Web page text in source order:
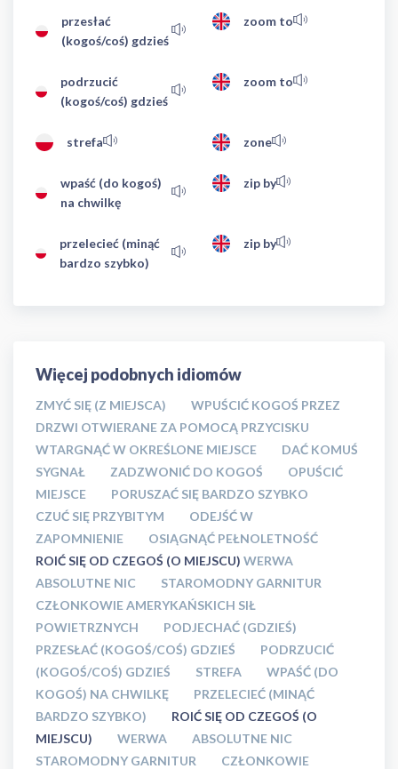
przesłać
(kogoś/coś) gdzieś
zoom to
podrzucić
(kogoś/coś) gdzieś
zoom to
strefa zone
wpaść (do kogoś)
na chwilkę
zip by
przelecieć (minąć
bardzo szybko)
zip by
Więcej podobnych idiomów
ZMYĆ SIĘ (Z MIEJSCA)
WPUŚCIĆ KOGOŚ PRZEZ
DRZWI OTWIERANE ZA POMOCĄ PRZYCISKU
WTARGNĄĆ W OKREŚLONE MIEJSCE
DAĆ KOMUŚ
SYGNAŁ
ZADZWONIĆ DO KOGOŚ
OPUŚCIĆ
MIEJSCE
PORUSZAĆ SIĘ BARDZO SZYBKO
CZUĆ SIĘ PRZYBITYM
ODEJŚĆ W
ZAPOMNIENIE
OSIĄGNĄĆ PEŁNOLETNOŚĆ
ROIĆ SIĘ OD CZEGOŚ (O MIEJSCU) WERWA
ABSOLUTNE NIC
STAROMODNY GARNITUR
CZŁONKOWIE AMERYKAŃSKICH SIŁ
POWIETRZNYCH
PODJECHAĆ (GDZIEŚ)
PRZESŁAĆ (KOGOŚ/COŚ) GDZIEŚ
PODRZUCIĆ
(KOGOŚ/COŚ) GDZIEŚ
STREFA
WPAŚĆ (DO
KOGOŚ) NA CHWILKĘ
PRZELECIEĆ (MINĄĆ
BARDZO SZYBKO)
ROIĆ SIĘ OD CZEGOŚ (O
MIEJSCU)
WERWA
ABSOLUTNE NIC
STAROMODNY GARNITUR
CZŁONKOWIE